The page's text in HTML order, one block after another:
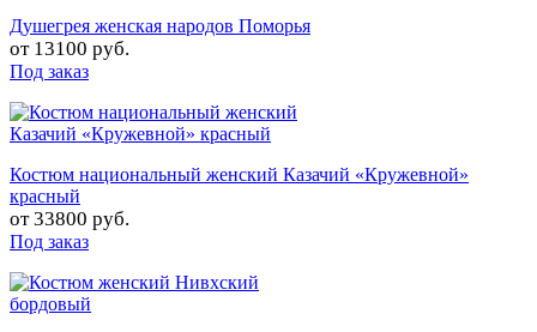
Душегрея женская народов Поморья
от 13100 руб.
Под заказ
Костюм национальный женский Казачий «Кружевной»
красный
от33800 руб.
Под заказ